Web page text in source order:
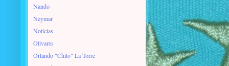
Nando
Neymar
Noticias
Olivares
Orlando "Chito" La Torre